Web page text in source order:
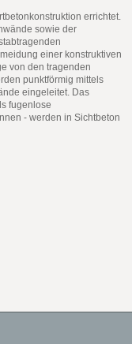
errichtet.
sowie der
einer konstruktiven
von den tragenden
punktförmig mittels
eingeleitet. Das
fugenlose
- werden in Sichtbeton